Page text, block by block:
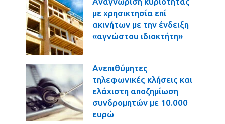
με χρησικτησία επί
ακινήτων με την ένδειξη
«αγνώστου ιδιοκτήτη»
Ανεπιθύμητες
τηλεφωνικές κλήσεις και
ελάχιστη αποζημίωση
συνδρομητών με 10.000
ευρώ